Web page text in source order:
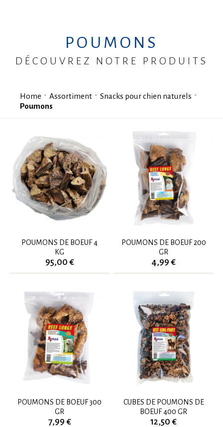
POUMONS
DÉCOUVREZ NOTRE PRODUITS
Home Assortiment
Snacks pour chien naturels
Poumons
POUMONS DE BOEUF 4
KG
95,00 €
POUMONS DE BOEUF 200
GR
4,99 €
POUMONS DE BOEUF 300
GR
7,99 €
CUBES DE POUMONS DE
BOEUF 400 GR
12,50 €